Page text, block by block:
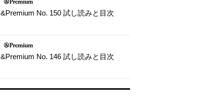
&Premium No. 150 試し読みと目次
&Premium No. 146 試し読みと目次